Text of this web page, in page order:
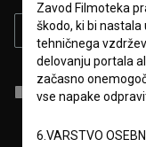
Sprejemam splošne
obdelavo osebnih
Zavod Filmoteka
škodo, ki bi
tehničnega
delovanju portala
začasno
vse napake
6.VARSTVO